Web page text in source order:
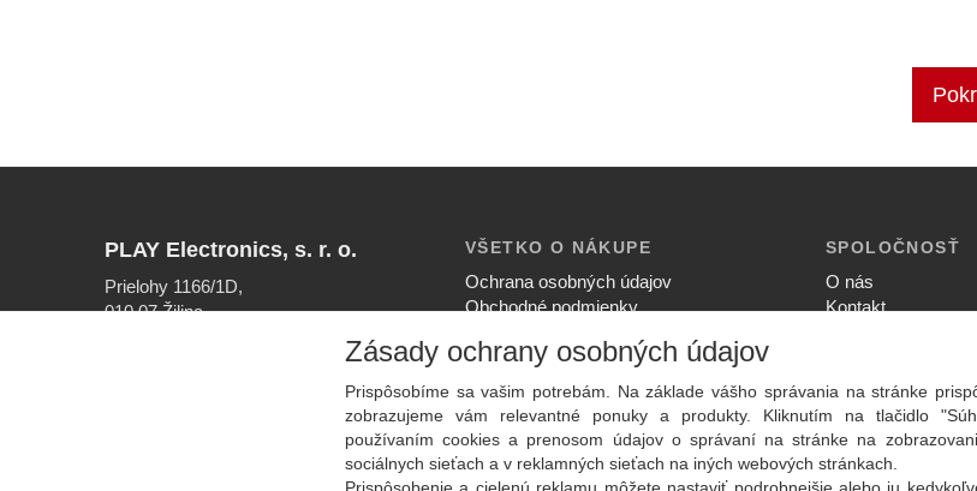
PLAY Electronics, s. r. o.
Prielohy 1166/1D,
010 07 Žilina
VŠETKO O NÁKUPE
Ochrana osobných údajov
Obchodné podmienky
Ako nakupovať
Reklamačný poriadok
SPOLOČNOSŤ
O nás
Kontakt
Zásady ochrany osobných údajov
Prispôsobíme sa vašim potrebám. Na základe vášho správania na stránke
zobrazujeme vám relevantné ponuky a produkty. Kliknutím na tlačidlo
používaním cookies a prenosom údajov o správaní na stránke na
sociálnych sieťach a v reklamných sieťach na iných webových stránkach.